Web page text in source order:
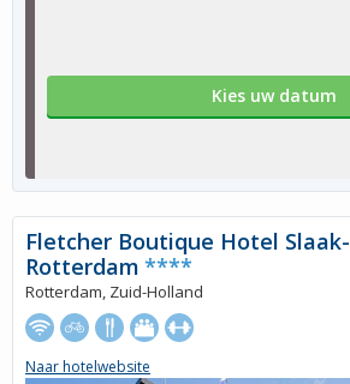
Kies uw datum
Fletcher Boutique Hotel Slaak-
Rotterdam ****
Rotterdam, Zuid-Holland
Naar hotelwebsite